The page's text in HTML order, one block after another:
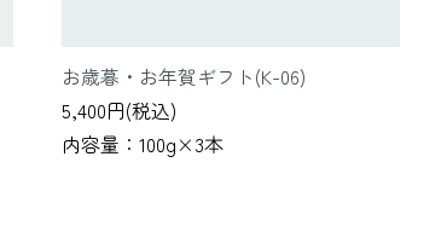
お歳暮・お年賀ギフト(K-06)
5,400円(税込)
内容量：100g×3本